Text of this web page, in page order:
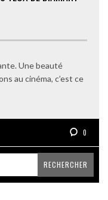
Une beauté
au cinéma, c’est ce
0